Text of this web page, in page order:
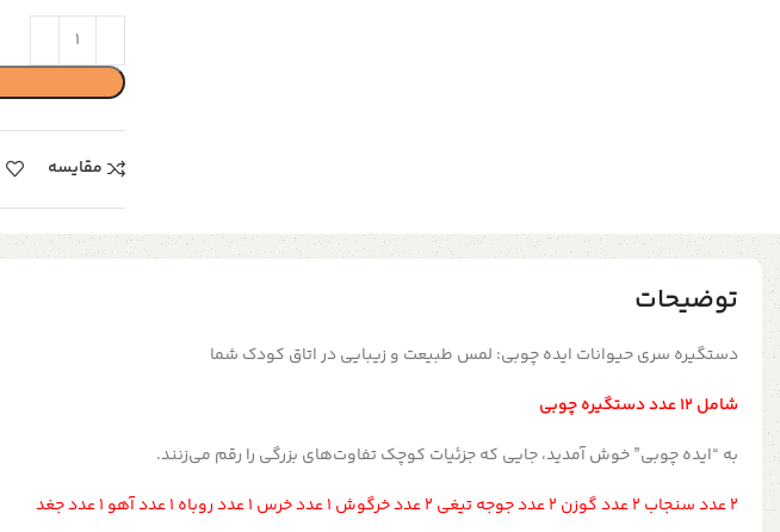
مقایسه
توضیحات
دستگیره‌ سری حیوانات ایده چوبی: لمس طبیعت و زیبایی در اتاق کودک شما
شامل 12 عدد دستگیره چوبی
به “ایده چوبی” خوش آمدید، جایی که جزئیات کوچک تفاوت‌های بزرگی را رقم می‌زنند.
2 عدد سنجاب 2 عدد گوزن 2 عدد جوجه تیغی 2 عدد خرگوش 1 عدد خرس 1 عدد روباه 1 عدد آهو 1 عدد جغد